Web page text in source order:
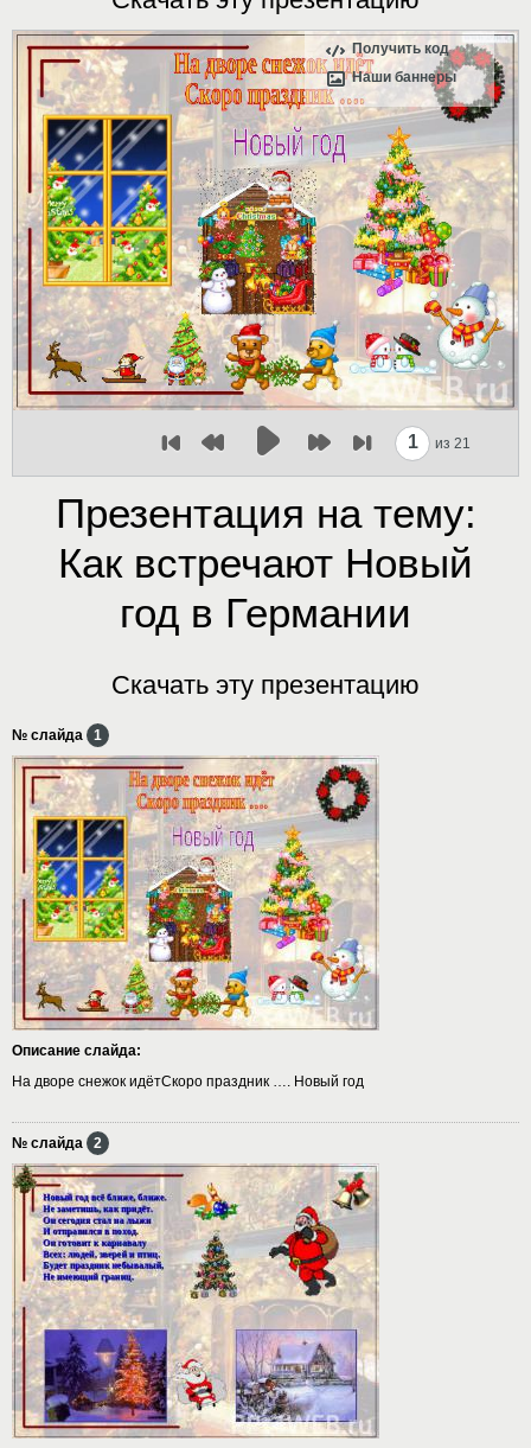
Получить код
Наши баннеры
1 из 21
Презентация на тему:
Как встречают Новый
год в Германии
Скачать эту презентацию
№ слайда 1
Описание слайда:
На дворе снежок идётСкоро праздник …. Новый год
№ слайда 2